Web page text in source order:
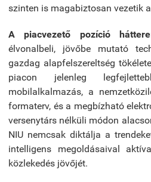
szinten is magabiztosan vezetik
A piacvezető pozíció
élvonalbeli, jövőbe mutató
gazdag alapfelszereltség
piacon jelenleg
mobilalkalmazás, a
formaterv, és a megbízható
versenytárs nélküli módon
NIU nemcsak diktálja a
intelligens megoldásaival
közlekedés jövőjét.